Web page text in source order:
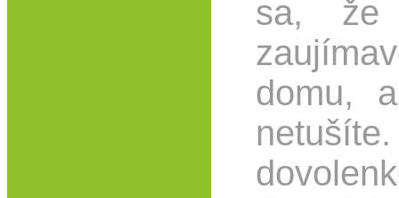
sa, že
domu,